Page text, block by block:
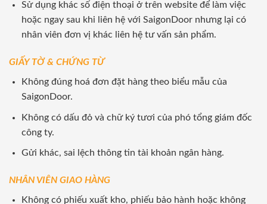
Sử dụng khác số điện thoại ở trên website để làm việc
hoặc ngay sau khi liên hệ với SaigonDoor nhưng lại có
nhân viên đơn vị khác liên hệ tư vấn sản phẩm.
GIẤY TỜ & CHỨNG TỪ
Không đúng hoá đơn đặt hàng theo biểu mẫu của
SaigonDoor.
Không có dấu đỏ và chữ ký tươi của phó tổng giám đốc
công ty.
Gửi khác, sai lệch thông tin tài khoản ngân hàng.
NHÂN VIÊN GIAO HÀNG
Không có phiếu xuất kho, phiếu bảo hành hoặc không